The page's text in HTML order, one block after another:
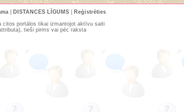
DISTANCES LĪGUMS
Reģistrēties
citos portālos tikai izmantojot aktīvu saiti
tieši pirms vai pēc raksta